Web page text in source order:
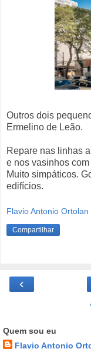
Outros dois
Ermelino de Leão.
Repare nas linhas
e nos vasinhos
Muito simpáticos.
edifícios.
Flavio Antonio Ortolan
Compartilhar
‹
Quem sou eu
Flavio Antonio